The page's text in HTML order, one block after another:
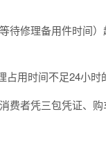
待修理备用件时间
用时间不足24小时
费者凭三包凭证、